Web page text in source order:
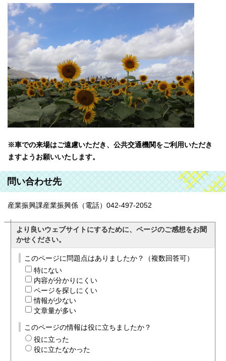
※車での来場はご遠慮いただき、公共交通機関をご利用いただき
ますようお願いいたします。
問い合わせ先
産業振興課産業振興係（電話）042-497-2052
より良いウェブサイトにするために、ページのご感想をお聞
かせください。
このページに問題点はありましたか？（複数回答可）
特にない
内容が分かりにくい
ページを探しにくい
情報が少ない
文章量が多い
このページの情報は役に立ちましたか？
役に立った
役に立たなかった